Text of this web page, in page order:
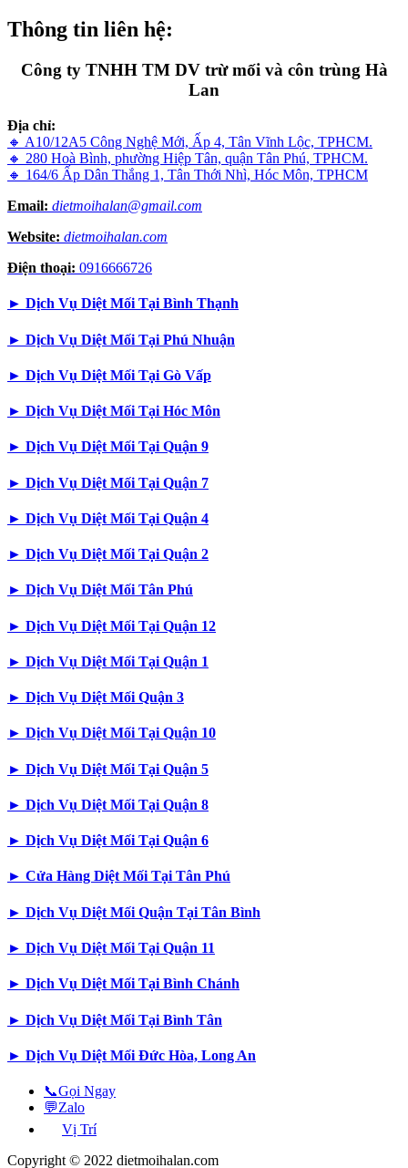
Thông tin liên hệ:
Công ty TNHH TM DV trừ mối và côn trùng Hà
Lan
Địa chỉ:
🔸 A10/12A5 Công Nghệ Mới, Ấp 4, Tân Vĩnh Lộc, TPHCM.
🔸 280 Hoà Bình, phường Hiệp Tân, quận Tân Phú, TPHCM.
🔸 164/6 Ấp Dân Thắng 1, Tân Thới Nhì, Hóc Môn, TPHCM
Email: dietmoihalan@gmail.com
Website: dietmoihalan.com
Điện thoại: 0916666726
► Dịch Vụ Diệt Mối Tại Bình Thạnh
► Dịch Vụ Diệt Mối Tại Phú Nhuận
► Dịch Vụ Diệt Mối Tại Gò Vấp
► Dịch Vụ Diệt Mối Tại Hóc Môn
► Dịch Vụ Diệt Mối Tại Quận 9
► Dịch Vụ Diệt Mối Tại Quận 7
► Dịch Vụ Diệt Mối Tại Quận 4
► Dịch Vụ Diệt Mối Tại Quận 2
► Dịch Vụ Diệt Mối Tân Phú
► Dịch Vụ Diệt Mối Tại Quận 12
► Dịch Vụ Diệt Mối Tại Quận 1
► Dịch Vụ Diệt Mối Quận 3
► Dịch Vụ Diệt Mối Tại Quận 10
► Dịch Vụ Diệt Mối Tại Quận 5
► Dịch Vụ Diệt Mối Tại Quận 8
► Dịch Vụ Diệt Mối Tại Quận 6
► Cửa Hàng Diệt Mối Tại Tân Phú
► Dịch Vụ Diệt Mối Quận Tại Tân Bình
► Dịch Vụ Diệt Mối Tại Quận 11
► Dịch Vụ Diệt Mối Tại Bình Chánh
► Dịch Vụ Diệt Mối Tại Bình Tân
► Dịch Vụ Diệt Mối Đức Hòa, Long An
📞Gọi Ngay
💬Zalo
Vị Trí
Copyright © 2022 dietmoihalan.com